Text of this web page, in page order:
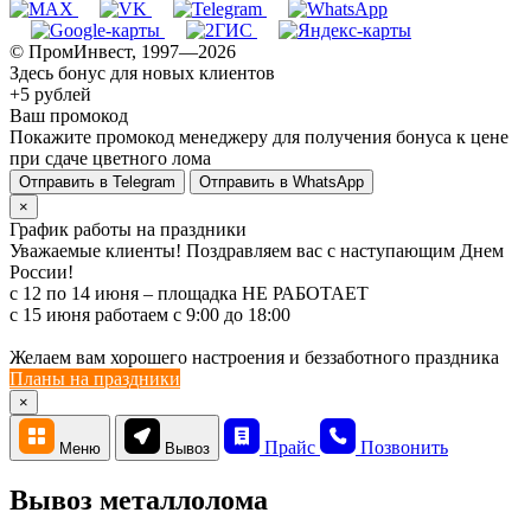
© ПромИнвест, 1997—2026
Здесь бонус для новых клиентов
+5 рублей
Ваш промокод
Покажите промокод менеджеру для получения бонуса к цене
при сдаче цветного лома
Отправить в Telegram
Отправить в WhatsApp
×
График работы на праздники
Уважаемые клиенты! Поздравляем вас с наступающим Днем
России!
с 12 по 14 июня – площадка НЕ РАБОТАЕТ
c 15 июня работаем с 9:00 до 18:00
Желаем вам хорошего настроения и беззаботного праздника
Планы на праздники
×
Меню Вывоз Прайс Позвонить
Вывоз металлолома